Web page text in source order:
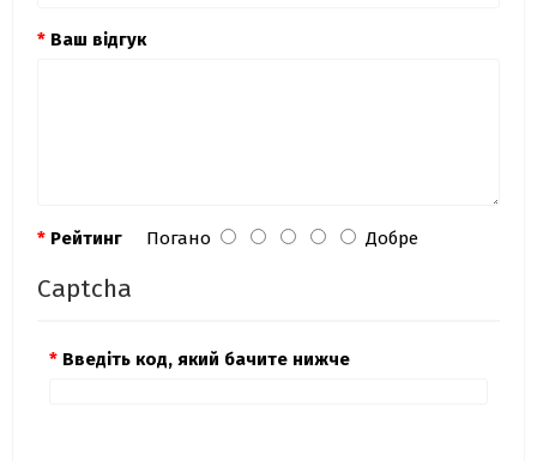
Ваш відгук
Рейтинг Погано Добре
Captcha
Введіть код, який бачите нижче